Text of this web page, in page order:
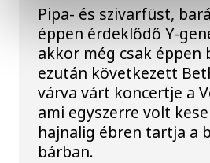
Pipa- és szivarfüst,
éppen érdeklődő Y-
akkor még csak éppen
ezután következett
várva várt koncertje a
ami egyszerre volt
hajnalig ébren tartja a
bárban.